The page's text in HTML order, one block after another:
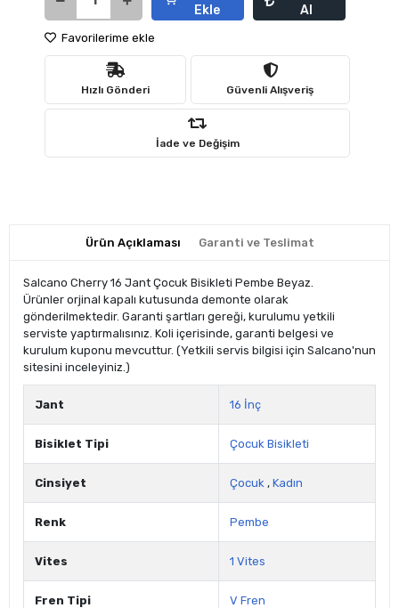
Ekle Al
Favorilerime ekle
Hızlı Gönderi Güvenli Alışveriş
İade ve Değişim
Ürün Açıklaması Garanti ve Teslimat
Salcano Cherry 16 Jant Çocuk Bisikleti Pembe Beyaz.
Ürünler orjinal kapalı kutusunda demonte olarak
gönderilmektedir. Garanti şartları gereği, kurulumu yetkili
serviste yaptırmalısınız. Koli içerisinde, garanti belgesi ve
kurulum kuponu mevcuttur. (Yetkili servis bilgisi için Salcano'nun
sitesini inceleyiniz.)
Jant 16 İnç
Bisiklet Tipi Çocuk Bisikleti
Cinsiyet Çocuk , Kadın
Renk Pembe
Vites 1 Vites
Fren Tipi V Fren